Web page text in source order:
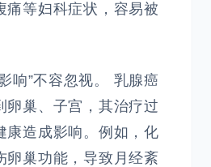
痛等妇科症状，容易被
响”不容忽视。 乳腺癌
卵巢、子宫，其治疗过
康造成影响。例如，化
卵巢功能，导致月经紊